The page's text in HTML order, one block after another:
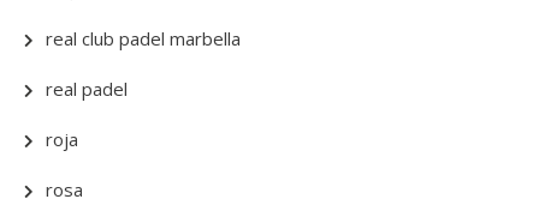
real club padel marbella
real padel
roja
rosa